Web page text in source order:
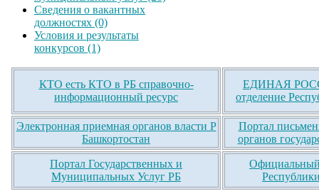
Сведения о вакантных
должностях (0)
Условия и результаты
конкурсов (1)
КТО есть КТО в РБ справочно-
информационный ресурс
ЕДИНАЯ
отделение
Электронная приемная органов власти Р
Башкортостан
Портал
органов
Портал Государственных и
Муниципальных Услуг РБ
Официальный